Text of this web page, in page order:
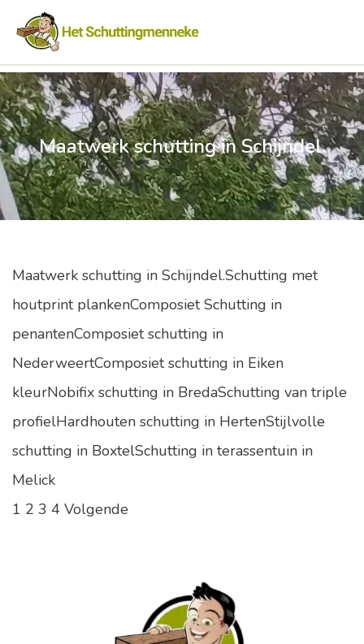
Maatwerk schutting in Schijndel.
Maatwerk schutting in Schijndel.Schutting met
houtprint plankenComposiet Schutting in
penantenComposiet schutting in
NederweertComposiet schutting in Eiken
kleurNobifix schutting in BredaSchutting van triple
profielHardhouten schutting in HertenStijlvolle
schutting in BoxtelSchutting in terassentuin in
Melick
1 2 3 4 Volgende